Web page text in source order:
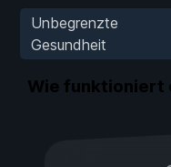
Unbegrenzte
Gesundheit
Wie funktioniert